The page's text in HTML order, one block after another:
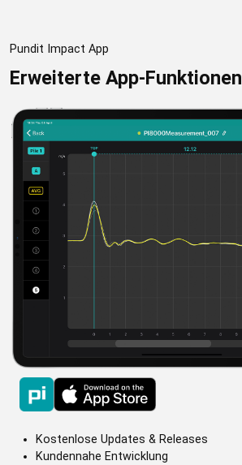
Pundit Impact App
Erweiterte App-Funktionen
Kostenlose Updates & Releases
Kundennahe Entwicklung